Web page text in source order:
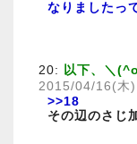
なりましたっ
20: 以下、＼
2015/04/16(木
>>18
その辺のさじ